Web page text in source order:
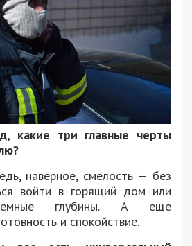
какие три главные черты
наверное, смелость — без
войти в горящий дом или
глубины. А еще
и спокойствие.